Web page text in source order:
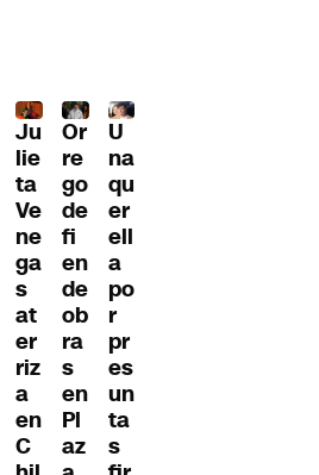
Ju
lie
ta
Ve
ne
ga
s
at
er
riz
a
en
C
Or
re
go
de
fi
en
de
ob
ra
s
en
Pl
az
U
na
qu
er
ell
a
po
r
pr
es
un
ta
s